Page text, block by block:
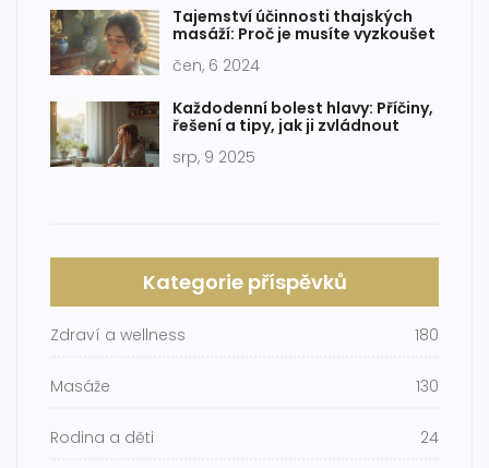
Tajemství účinnosti thajských
masáží: Proč je musíte vyzkoušet
čen, 6 2024
Každodenní bolest hlavy: Příčiny,
řešení a tipy, jak ji zvládnout
srp, 9 2025
Kategorie příspěvků
Zdraví a wellness 180
Masáže 130
Rodina a děti 24